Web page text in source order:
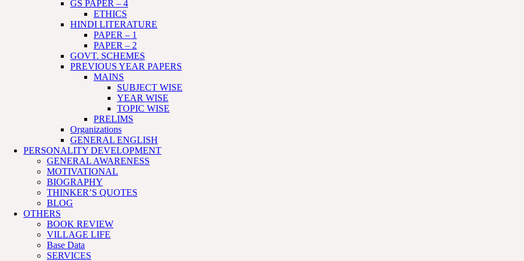
GS PAPER – 4
ETHICS
HINDI LITERATURE
PAPER – 1
PAPER – 2
GOVT. SCHEMES
PREVIOUS YEAR PAPERS
MAINS
SUBJECT WISE
YEAR WISE
TOPIC WISE
PRELIMS
Organizations
GENERAL ENGLISH
PERSONALITY DEVELOPMENT
GENERAL AWARENESS
MOTIVATIONAL
BIOGRAPHY
THINKER’S QUOTES
BLOG
OTHERS
BOOK REVIEW
VILLAGE LIFE
Base Data
SERVICES